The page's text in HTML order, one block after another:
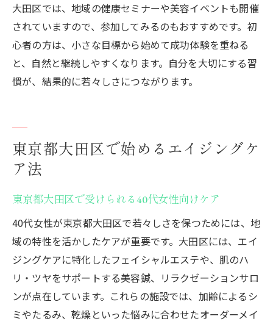
大田区では、地域の健康セミナーや美容イベントも開催
されていますので、参加してみるのもおすすめです。初
心者の方は、小さな目標から始めて成功体験を重ねる
と、自然と継続しやすくなります。自分を大切にする習
慣が、結果的に若々しさにつながります。
東京都大田区で始めるエイジングケ
ア法
東京都大田区で受けられる40代女性向けケア
40代女性が東京都大田区で若々しさを保つためには、地
域の特性を活かしたケアが重要です。大田区には、エイ
ジングケアに特化したフェイシャルエステや、肌のハ
リ・ツヤをサポートする美容鍼、リラクゼーションサロ
ンが点在しています。これらの施設では、加齢によるシ
ミやたるみ、乾燥といった悩みに合わせたオーダーメイ